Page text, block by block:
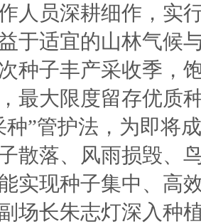
人员深耕细作，实
于适宜的山林气候
种子丰产采收季，
最大限度留存优质
种”管护法，为即将
散落、风雨损毁、
实现种子集中、高
场长朱志灯深入种